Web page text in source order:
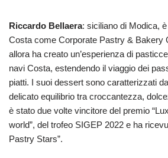
Riccardo Bellaera: siciliano di Modica,
Costa come Corporate Pastry & Bakery
allora ha creato un’esperienza di
navi Costa, estendendo il viaggio dei
piatti. I suoi dessert sono caratterizzati
delicato equilibrio tra croccantezza,
è stato due volte vincitore del premio
world”, del trofeo SIGEP 2022 e ha
Pastry Stars”.